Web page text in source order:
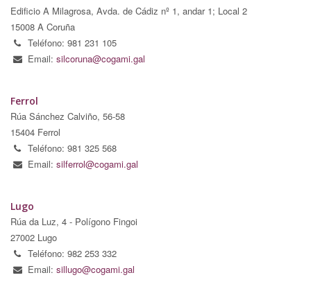
Edificio A Milagrosa, Avda. de Cádiz nº 1, andar 1; Local 2
15008 A Coruña
Teléfono: 981 231 105
Email: silcoruna@cogami.gal
Ferrol
Rúa Sánchez Calviño, 56-58
15404 Ferrol
Teléfono: 981 325 568
Email: silferrol@cogami.gal
Lugo
Rúa da Luz, 4 - Polígono Fingoi
27002 Lugo
Teléfono: 982 253 332
Email: sillugo@cogami.gal